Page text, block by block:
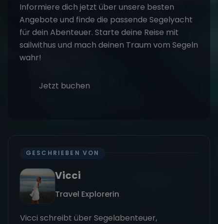
Informiere dich jetzt über unsere besten
Angebote und finde die passende Segelyacht
für dein Abenteuer. Starte deine Reise mit
sailwithus und mach deinen Traum vom Segeln
wahr!
Jetzt buchen
GESCHRIEBEN VON
Vicci
Travel Explorerin
Vicci schreibt über Segelabenteuer,